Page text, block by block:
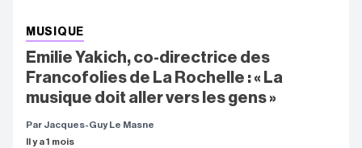
MUSIQUE
Emilie Yakich, co-directrice des
Francofolies de La Rochelle : « La
musique doit aller vers les gens »
Par Jacques-Guy Le Masne
Il y a 1 mois